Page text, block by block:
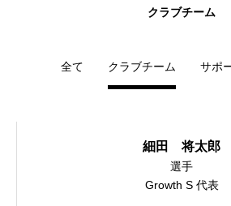
クラブチーム
全て クラブチーム サポ
細田 将太郎
選手
Growth S 代表